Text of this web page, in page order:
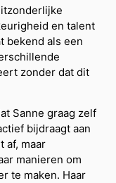
en talent
bekend als een
zonder dat dit
Sanne graag zelf
bijdraagt aan
af, maar
manieren om
te maken. Haar